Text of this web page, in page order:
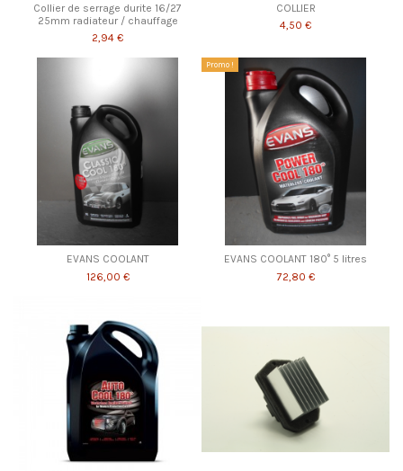
Collier de serrage durite 16/27
25mm radiateur / chauffage
2,94 €
COLLIER
4,50 €
EVANS COOLANT
126,00 €
Promo !
EVANS COOLANT 180° 5 litres
72,80 €